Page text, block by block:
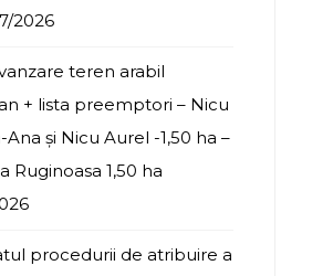
2026
teren arabil
+ lista preemptori – Nicu
Ana și Nicu Aurel -1,50 ha –
Ruginoasa 1,50 ha
procedurii de atribuire a